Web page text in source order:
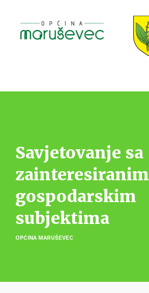
Savjetovanje sa
zainteresiranim
gospodarskim
subjektima
OPĆINA MARUŠEVEC